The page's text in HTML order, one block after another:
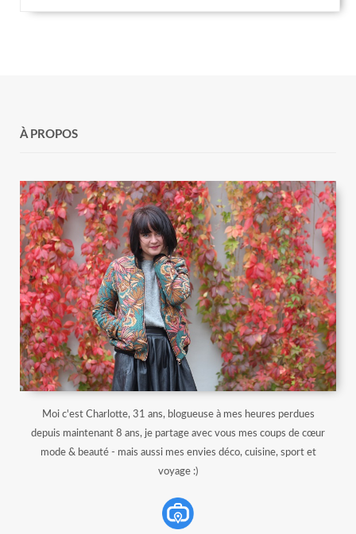
À PROPOS
Moi c'est Charlotte, 31 ans, blogueuse à mes heures perdues
depuis maintenant 8 ans, je partage avec vous mes coups de cœur
mode & beauté - mais aussi mes envies déco, cuisine, sport et
voyage :)